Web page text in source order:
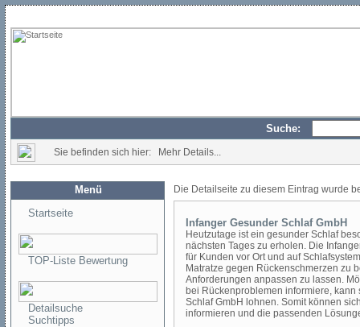
Suche:
Sie befinden sich hier: Mehr Details...
Menü
Startseite
TOP-Liste Bewertung
Detailsuche
Suchtipps
Die Detailseite zu diesem Eintrag wurde
Infanger Gesunder Schlaf GmbH
Heutzutage ist ein gesunder Schlaf
nächsten Tages zu erholen. Die
für Kunden vor Ort und auf
Matratze gegen Rückenschmerzen zu
Anforderungen anpassen zu lassen.
bei Rückenproblemen informiere,
Schlaf GmbH lohnen. Somit können
informieren und die passenden